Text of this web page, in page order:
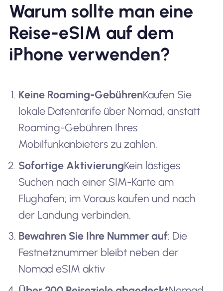
Warum sollte man eine
Reise-eSIM auf dem
iPhone verwenden?
Keine Roaming-GebührenKaufen Sie
lokale Datentarife über Nomad, anstatt
Roaming-Gebühren Ihres
Mobilfunkanbieters zu zahlen.
Sofortige AktivierungKein lästiges
Suchen nach einer SIM-Karte am
Flughafen; im Voraus kaufen und nach
der Landung verbinden.
Bewahren Sie Ihre Nummer auf: Die
Festnetznummer bleibt neben der
Nomad eSIM aktiv